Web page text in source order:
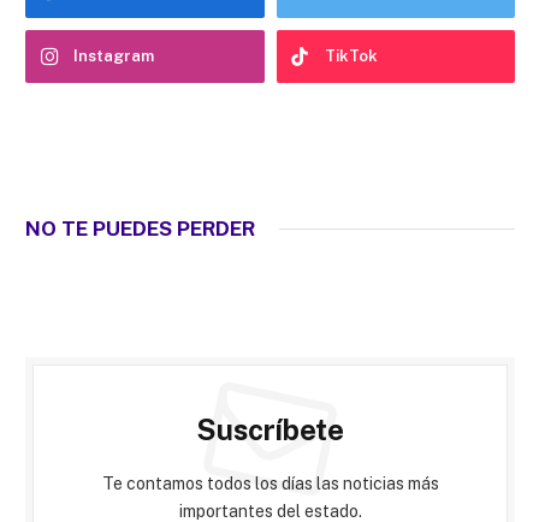
Instagram TikTok
NO TE PUEDES PERDER
Suscríbete
Te contamos todos los días las noticias más
importantes del estado.